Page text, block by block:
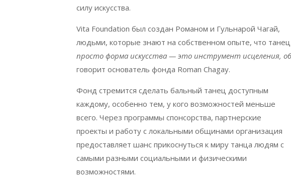
силу искусства.
Vita Foundation был создан Романом и Гульнарой Чагай,
людьми, которые знают на собственном опыте, что
просто форма искусства — это инструмент исцеления,
говорит основатель фонда Roman Chagay.
Фонд стремится сделать бальный танец доступным
каждому, особенно тем, у кого возможностей меньше
всего. Через программы спонсорства, партнерские
проекты и работу с локальными общинами организация
предоставляет шанс прикоснуться к миру танца людям с
самыми разными социальными и физическими
возможностями.